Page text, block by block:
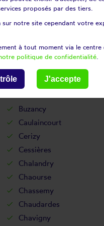
Bourguignon-sous-
Brasles
Brie
Brunehamel
Buzancy
Caulaincourt
Cerizy
Cessières
Chalandry
Chaourse
Chassemy
Chaudardes
Chavigny
proposés par des tiers.
notre site cependant votre
à tout moment via le centre
politique de confidentialité
J'accepte